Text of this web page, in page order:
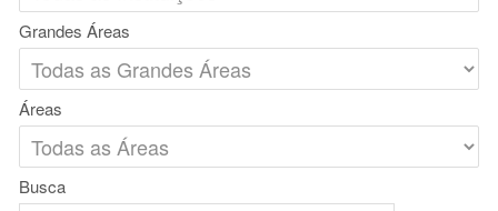
Grandes Áreas
Áreas
Busca